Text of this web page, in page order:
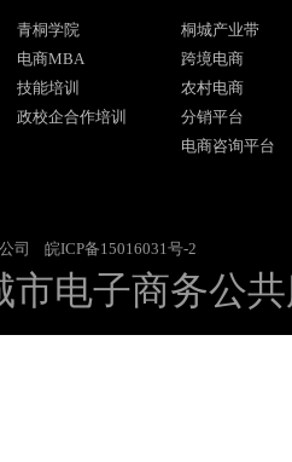
青桐学院
电商MBA
技能培训
政校企合作培训
桐城产业带
跨境电商
农村电商
分销平台
电商咨询平台
公司 皖ICP备15016031号-2
市电子商务公